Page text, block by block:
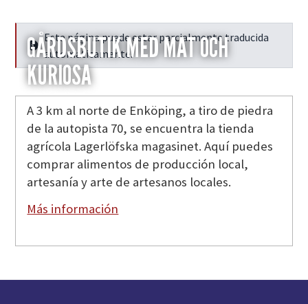
Seguir leyendo
Esta página puede estar parcialmente traducida
automáticamente.
GÅRDSBUTIK MED MAT OCH
KURIOSA
A 3 km al norte de Enköping, a tiro de piedra
de la autopista 70, se encuentra la tienda
agrícola Lagerlöfska magasinet. Aquí puedes
comprar alimentos de producción local,
artesanía y arte de artesanos locales.
Más información